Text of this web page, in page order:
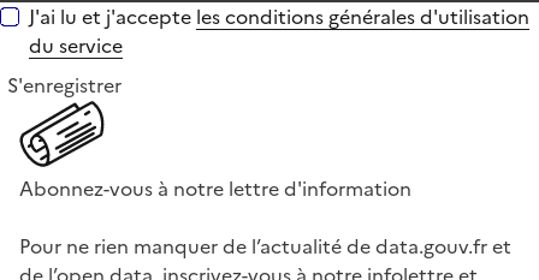
J'ai lu et j'accepte les conditions générales d'utilisation
du service
S'enregistrer
Abonnez-vous à notre lettre d'information
Pour ne rien manquer de l’actualité de data.gouv.fr et